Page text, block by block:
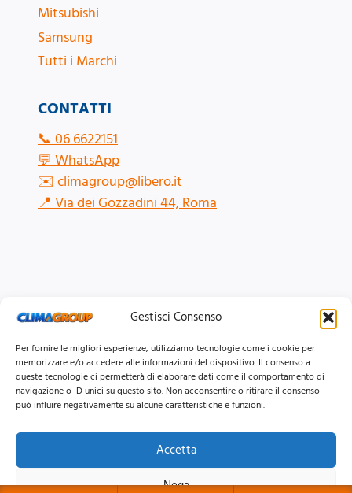
Gestisci Consenso
Per fornire le migliori esperienze, utilizziamo tecnologie come i cookie per
memorizzare e/o accedere alle informazioni del dispositivo. Il consenso a
queste tecnologie ci permetterà di elaborare dati come il comportamento di
navigazione o ID unici su questo sito. Non acconsentire o ritirare il consenso
può influire negativamente su alcune caratteristiche e funzioni.
Accetta
Nega
CONTATTI
📞06 6622151
💬WhatsApp
✉️climagroup@libero.it
📍Via dei Gozzadini 44, Roma
Mitsubishi
Samsung
Tutti i Marchi
© 2026 Clima Group Impianti Srls P.IVA: 17771951005